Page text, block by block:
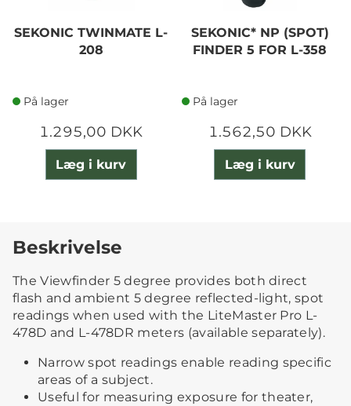
SEKONIC TWINMATE L-
208
På lager
1.295,00 DKK
Læg i kurv
SEKONIC* NP (SPOT)
FINDER 5 FOR L-358
På lager
1.562,50 DKK
Læg i kurv
Beskrivelse
The Viewfinder 5 degree provides both direct
flash and ambient 5 degree reflected-light, spot
readings when used with the LiteMaster Pro L-
478D and L-478DR meters (available separately).
Narrow spot readings enable reading specific
areas of a subject.
Useful for measuring exposure for theater,